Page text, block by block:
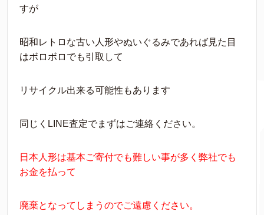
すが
昭和レトロな古い人形やぬいぐるみであれば見た目
はボロボロでも引取して
リサイクル出来る可能性もあります
同じくLINE査定でまずはご連絡ください。
日本人形は基本ご寄付でも難しい事が多く弊社でも
お金を払って
廃棄となってしまうのでご遠慮ください。